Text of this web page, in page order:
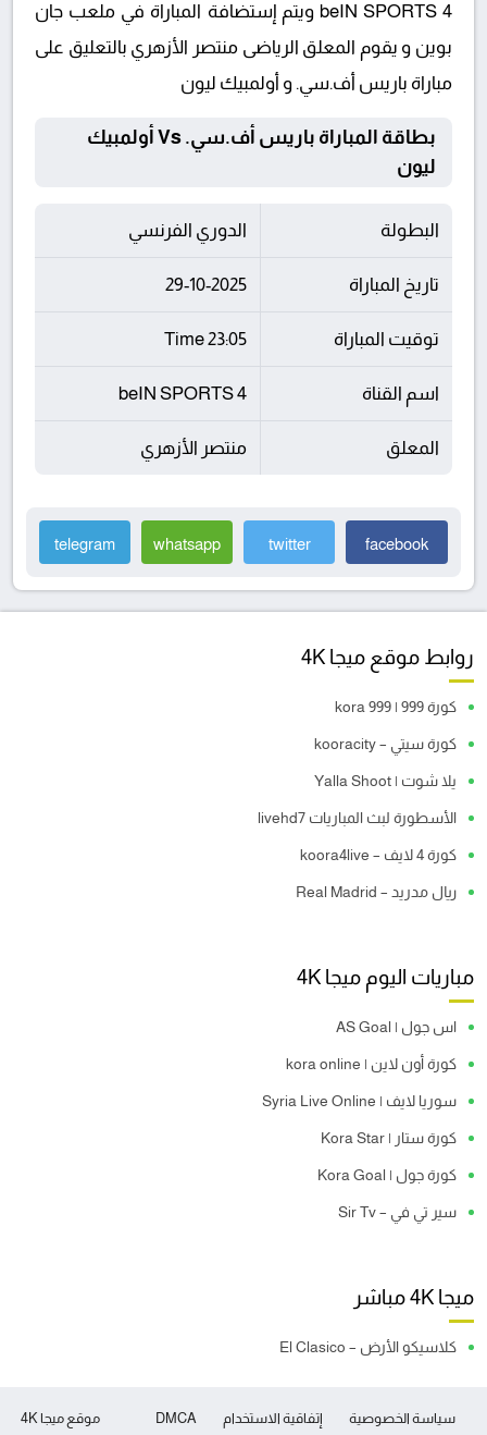
beIN SPORTS 4 ويتم إستضافة المباراة في ملعب جان
بوين و يقوم المعلق الرياضى منتصر الأزهري بالتعليق على
مباراة باريس أف.سي. و أولمبيك ليون
بطاقة المباراة باريس أف.سي. Vs أولمبيك
ليون
البطولة الدوري الفرنسي
تاريخ المباراة 29-10-2025
توقيت المباراة 23:05 Time
اسم القناة beIN SPORTS 4
المعلق منتصر الأزهري
facebook
twitter
whatsapp
telegram
روابط موقع ميجا 4K
كورة 999 | kora 999
كورة سيتي – kooracity
يلا شوت | Yalla Shoot
الأسطورة لبث المباريات livehd7
كورة 4 لايف – koora4live
ريال مدريد – Real Madrid
مباريات اليوم ميجا 4K
اس جول | AS Goal
كورة أون لاين | kora online
سوريا لايف | Syria Live Online
كورة ستار | Kora Star
كورة جول | Kora Goal
سير تي في – Sir Tv
ميجا 4K مباشر
كلاسيكو الأرض – El Clasico
موقع ميجا 4K سياسة الخصوصية إتفاقية الاستخدام DMCA